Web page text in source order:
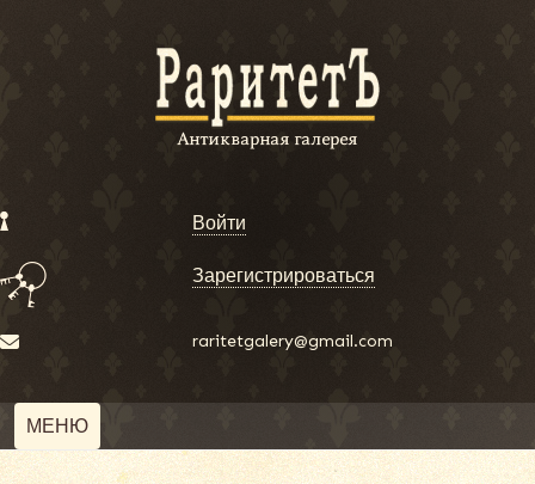
Войти
Зарегистрироваться
raritetgalery@gmail.com
МЕНЮ